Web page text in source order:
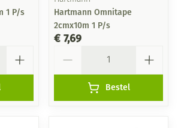
1 P/s
Hartmann Omnitape
2cmx10m 1 P/s
€ 7,69
Bestel